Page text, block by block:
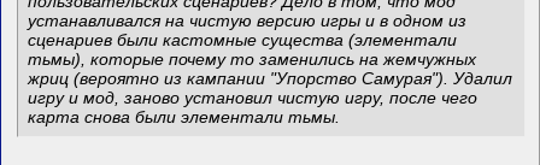
устанавливался на чистую версию игры и в одном из
сценариев были кастомные существа (элементали
тьмы), которые почему то заменились на жемчужных
жриц (вероятно из кампании "Упорство Самурая").Удалил
игру и мод, заново установил чистую игру, после чего
карта снова были элементали тьмы.